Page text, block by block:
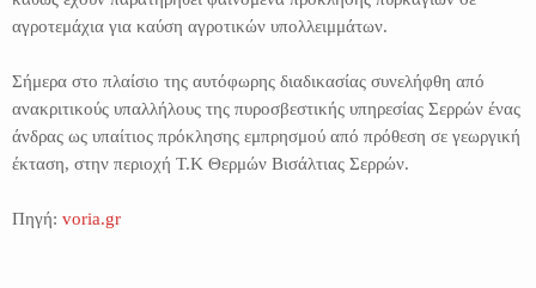
αγροτεμάχια για καύση αγροτικών υπολλειμμάτων.
Σήμερα στο πλαίσιο της αυτόφωρης διαδικασίας συνελήφθη από
ανακριτικούς υπαλλήλους της πυροσβεστικής υπηρεσίας Σερρών ένας
άνδρας ως υπαίτιος πρόκλησης εμπρησμού από πρόθεση σε γεωργική
έκταση, στην περιοχή Τ.Κ Θερμών Βισάλτιας Σερρών.
Πηγή: voria.gr